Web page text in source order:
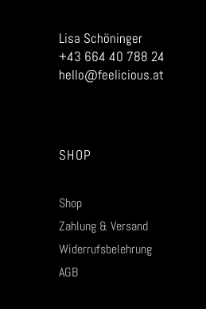
Lisa Schöninger
+43 664 40 788 24
hello@feelicious.at
SHOP
Shop
Zahlung & Versand
Widerrufsbelehrung
AGB